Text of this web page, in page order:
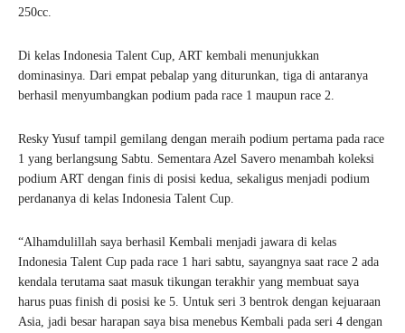
250cc.
Di kelas Indonesia Talent Cup, ART kembali menunjukkan
dominasinya. Dari empat pebalap yang diturunkan, tiga di antaranya
berhasil menyumbangkan podium pada race 1 maupun race 2.
Resky Yusuf tampil gemilang dengan meraih podium pertama pada race
1 yang berlangsung Sabtu. Sementara Azel Savero menambah koleksi
podium ART dengan finis di posisi kedua, sekaligus menjadi podium
perdananya di kelas Indonesia Talent Cup.
“Alhamdulillah saya berhasil Kembali menjadi jawara di kelas
Indonesia Talent Cup pada race 1 hari sabtu, sayangnya saat race 2 ada
kendala terutama saat masuk tikungan terakhir yang membuat saya
harus puas finish di posisi ke 5. Untuk seri 3 bentrok dengan kejuaraan
Asia, jadi besar harapan saya bisa menebus Kembali pada seri 4 dengan